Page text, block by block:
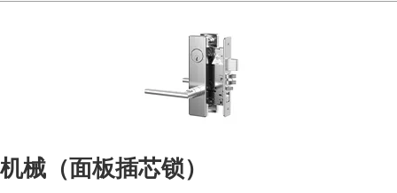
机械（面板插芯锁）